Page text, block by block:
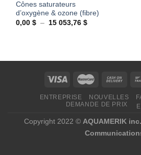
à la
wishlist
Cônes saturateurs
d’oxygène & ozone (fibre)
0,00$ – 15 053,76$Plage
053,76 $
ENTREPRISE NOUVELLES
DEMANDE DE PRIX
Copyright 2022 © AQUAMERIK inc.